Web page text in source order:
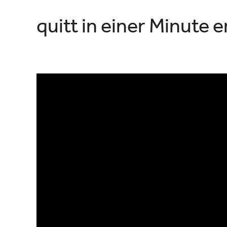
quitt in einer Minute